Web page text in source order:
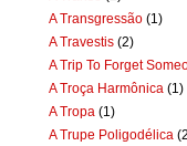
A Transgressão (1)
A Travestis (2)
A Trip To Forget
A Troça Harmônica (1)
A Tropa (1)
A Trupe Poligodélica